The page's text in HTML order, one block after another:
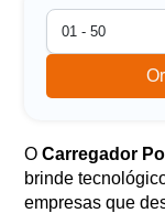
OCarregador
brinde
empresas que